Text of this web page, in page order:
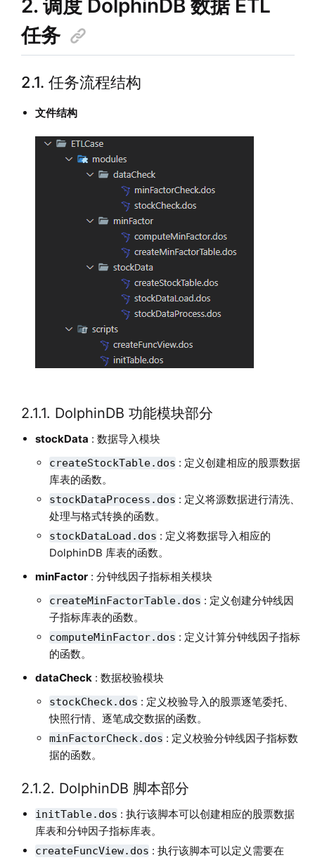
2. 调度 DolphinDB 数据 ETL
任务
2.1. 任务流程结构
文件结构
2.1.1. DolphinDB 功能模块部分
stockData : 数据导入模块
createStockTable.dos : 定义创建相应的股票数据
库表的函数。
stockDataProcess.dos : 定义将源数据进行清洗、
处理与格式转换的函数。
stockDataLoad.dos : 定义将数据导入相应的
DolphinDB 库表的函数。
minFactor: 分钟线因子指标相关模块
createMinFactorTable.dos : 定义创建分钟线因
子指标库表的函数。
computeMinFactor.dos : 定义计算分钟线因子指标
的函数。
dataCheck: 数据校验模块
stockCheck.dos : 定义校验导入的股票逐笔委托、
快照行情、逐笔成交数据的函数。
minFactorCheck.dos : 定义校验分钟线因子指标数
据的函数。
2.1.2. DolphinDB 脚本部分
initTable.dos : 执行该脚本可以创建相应的股票数据
库表和分钟因子指标库表。
createFuncView.dos : 执行该脚本可以定义需要在